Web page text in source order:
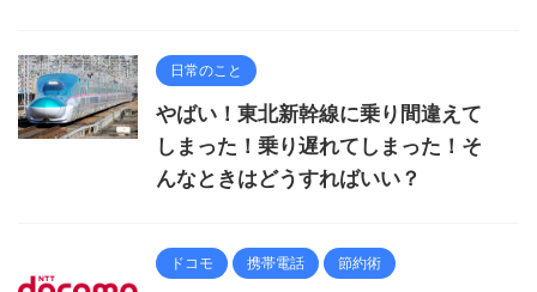
日常のこと
やばい！東北新幹線に乗り間違えて
しまった！乗り遅れてしまった！そ
んなときはどうすればいい？
ドコモ 携帯電話 節約術